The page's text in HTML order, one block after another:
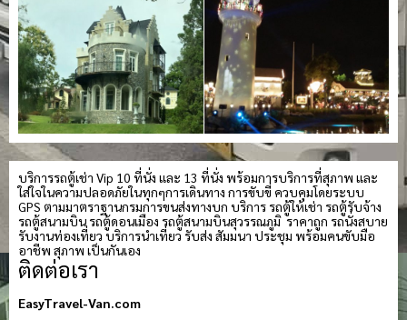
บริการรถตู้เช่า Vip 10 ที่นั่ง และ 13 ที่นั่ง พร้อมการบริการที่สุภาพ และ
ใส่ใจในความปลอดภัยในทุกๆการเดินทาง การขับขี่ ควบคุมโดยระบบ
GPS ตามมาตราฐานกรมการขนส่งทางบก บริการ รถตู้ให้เช่า รถตู้รับจ้าง
รถตู้สนามบิน รถตู้ดอนเมือง รถตู้สนามบินสุวรรณภูมิ ราคาถูก รถนั่งสบาย
รับงานท่องเที่ยว บริการนำเที่ยว รับส่ง สัมมนา ประชุม พร้อมคนขับมือ
อาชีพ สุภาพ เป็นกันเอง
ติดต่อเรา
EasyTravel-Van.com